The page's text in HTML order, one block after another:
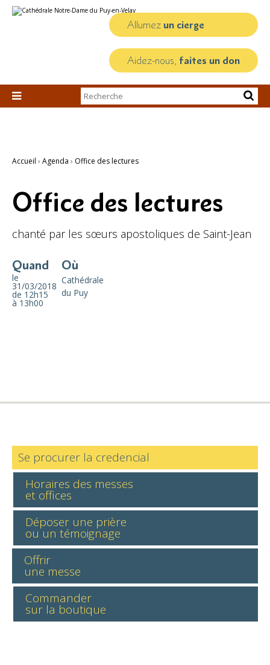
au
personnels
Allumez un cierge
Aidez-nous, faites un don

Chercher par
Recherche
Accueil › Agenda › Office des lectures
Office des lectures
chanté par les sœurs apostoliques de Saint-Jean
Quand
le
31/03/2018
de 12h15
à 13h00
Où
Cathédrale
du Puy
Se procurer la credencial
Horaires des messes
et offices
Déposer une prière
ou un témoignage
Offrir
une messe
Commander
sur la boutique